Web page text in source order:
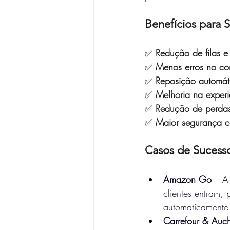
Benefícios para
✅ Redução de filas
✅ Menos erros no
✅ Reposição
✅ Melhoria na
✅ Redução de
✅ Maior segurança
Casos de
Amazon Go –
clientes entram,
Carrefour &